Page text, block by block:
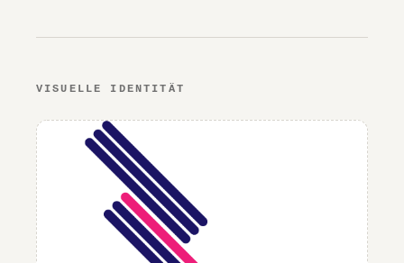
VISUELLE IDENTITÄT